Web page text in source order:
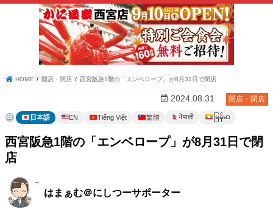
HOME 開店・閉店 西宮阪急1階の「エンベロープ」が8月31日で閉店
開店・閉店
2024.08.31
日本語 EN Tiếng Việt 繁體 नेपाली မြန်မာ
西宮阪急1階の「エンベロープ」が8月31日で閉
店
はまぁむ＠にしつーサポーター